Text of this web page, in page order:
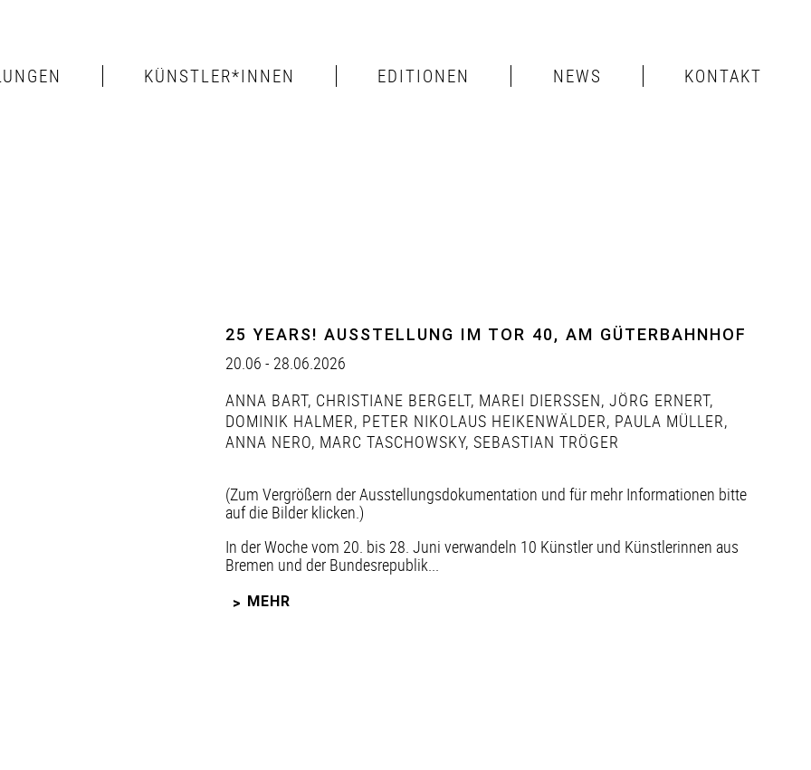
KÜNSTLER*INNEN EDITIONEN NEWS KONTAKT
25 YEARS! AUSSTELLUNG IM TOR 40, AM GÜTERBAHNHOF
20.06 - 28.06.2026
ANNA BART, CHRISTIANE BERGELT, MAREI DIERSSEN , JÖRG ERNERT,
DOMINIK HALMER, PETER NIKOLAUS HEIKENWÄLDER, PAULA MÜLLER,
ANNA NERO, MARC TASCHOWSKY, SEBASTIAN TRÖGER
(Zum Vergrößern der Ausstellungsdokumentation und für mehr Informationen bitte
auf die Bilder klicken.)
In der Woche vom 20. bis 28. Juni verwandeln 10 Künstler und Künstlerinnen aus
Bremen und der Bundesrepublik...
MEHR